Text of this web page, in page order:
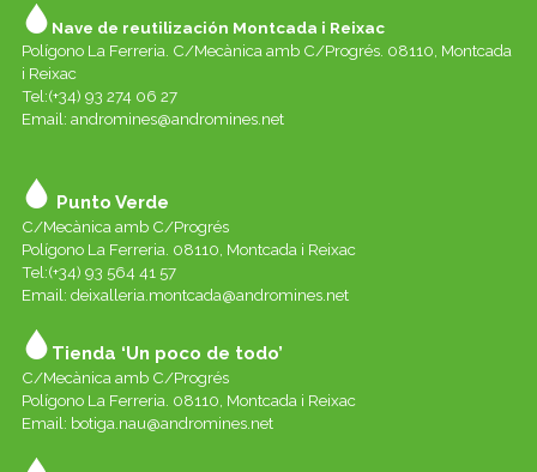
Nave de reutilización Montcada i Reixac
Polígono La Ferreria. C/Mecànica amb C/Progrés. 08110, Montcada
i Reixac
Tel:(+34) 93 274 06 27
Email: andromines@andromines.net
Punto Verde
C/Mecànica amb C/Progrés
Polígono La Ferreria. 08110, Montcada i Reixac
Tel:(+34) 93 564 41 57
Email: deixalleria.montcada@andromines.net
Tienda ‘Un poco de todo’
C/Mecànica amb C/Progrés
Polígono La Ferreria. 08110, Montcada i Reixac
Email: botiga.nau@andromines.net